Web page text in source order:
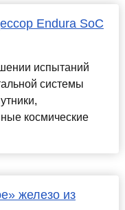
Endura SoC
испытаний
системы
космические
железо из